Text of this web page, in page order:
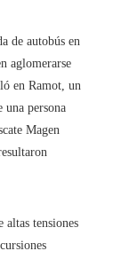
de autobús en
aglomerarse
en Ramot, un
persona
Magen
altas tensiones